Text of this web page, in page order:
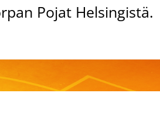
Pojat Helsingistä.